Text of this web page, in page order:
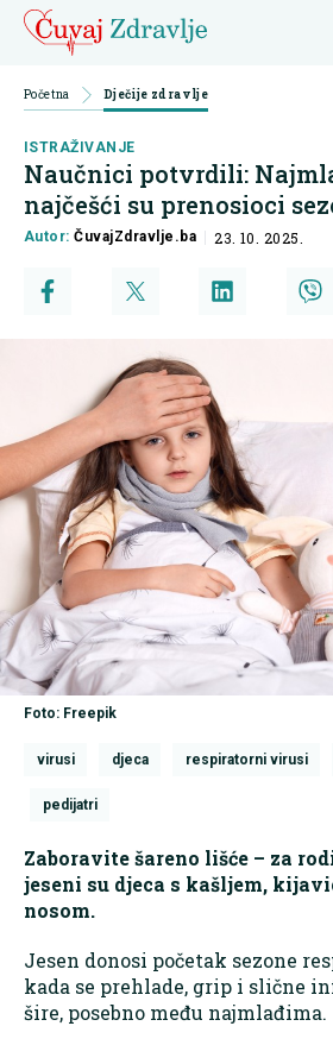
Početna Dječije zdravlje
ISTRAŽIVANJE
Naučnici potvrdili:
najčešći su prenosioci
Autor:ČuvajZdravlje.ba 23. 10. 2025.
Foto: Freepik
virusi djeca respiratorni virusi
pedijatri
Zaboravite šareno lišće – za
jeseni su djeca s kašljem,
nosom.
Jesen donosi početak sezone
kada se prehlade, grip i slične
šire, posebno među najmlađima.